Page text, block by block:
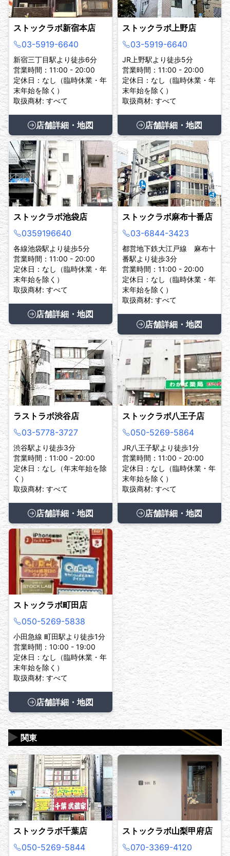
ストックラボ新宿本店
03-5919-6640
新宿三丁目駅より徒歩6分
営業時間：11:00 - 20:00
定休日：なし（臨時休業・年
末年始を除く）
取扱商材: すべて
店舗詳細・地図
ストックラボ上野店
03-5919-6640
JR上野駅より徒歩5分
営業時間：11:00 - 20:00
定休日：なし（臨時休業・年
末年始を除く）
取扱商材: すべて
店舗詳細・地図
ストックラボ池袋店
0359196640
各線池袋駅より徒歩5分
営業時間：11:00 - 20:00
定休日：なし（臨時休業・年
末年始を除く）
取扱商材: すべて
店舗詳細・地図
ストックラボ麻布十番店
03-6844-3423
都営地下鉄大江戸線 麻布十
番駅より徒歩3分
営業時間：11:00 - 20:00
定休日：なし（臨時休業・年
末年始を除く）
取扱商材: すべて
店舗詳細・地図
ラストラボ渋谷店
03-5778-3727
渋谷駅より徒歩3分
営業時間：11:00 - 20:00
定休日：なし（年末年始を除
く）
取扱商材: すべて
店舗詳細・地図
ストックラボ八王子店
050-5269-5864
JR八王子駅より徒歩1分
営業時間：11:00 - 20:00
定休日：なし（臨時休業・年
末年始を除く）
取扱商材: すべて
店舗詳細・地図
ストックラボ町田店
050-5269-5838
小田急線 町田駅より徒歩1分
営業時間：10:00 - 19:00
定休日：なし（臨時休業・年
末年始を除く）
取扱商材: すべて
店舗詳細・地図
関東
▶
ストックラボ千葉店
050-5269-5844
ストックラボ山梨甲府店
070-3369-4120